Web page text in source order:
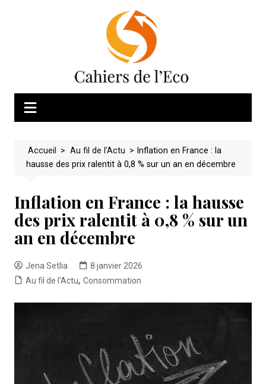
Accueil > Au fil de l'Actu > Inflation en France : la
hausse des prix ralentit à 0,8 % sur un an en décembre
Inflation en France : la hausse
des prix ralentit à 0,8 % sur un
an en décembre
Jena Setlia
8 janvier 2026
Au fil de l'Actu, Consommation